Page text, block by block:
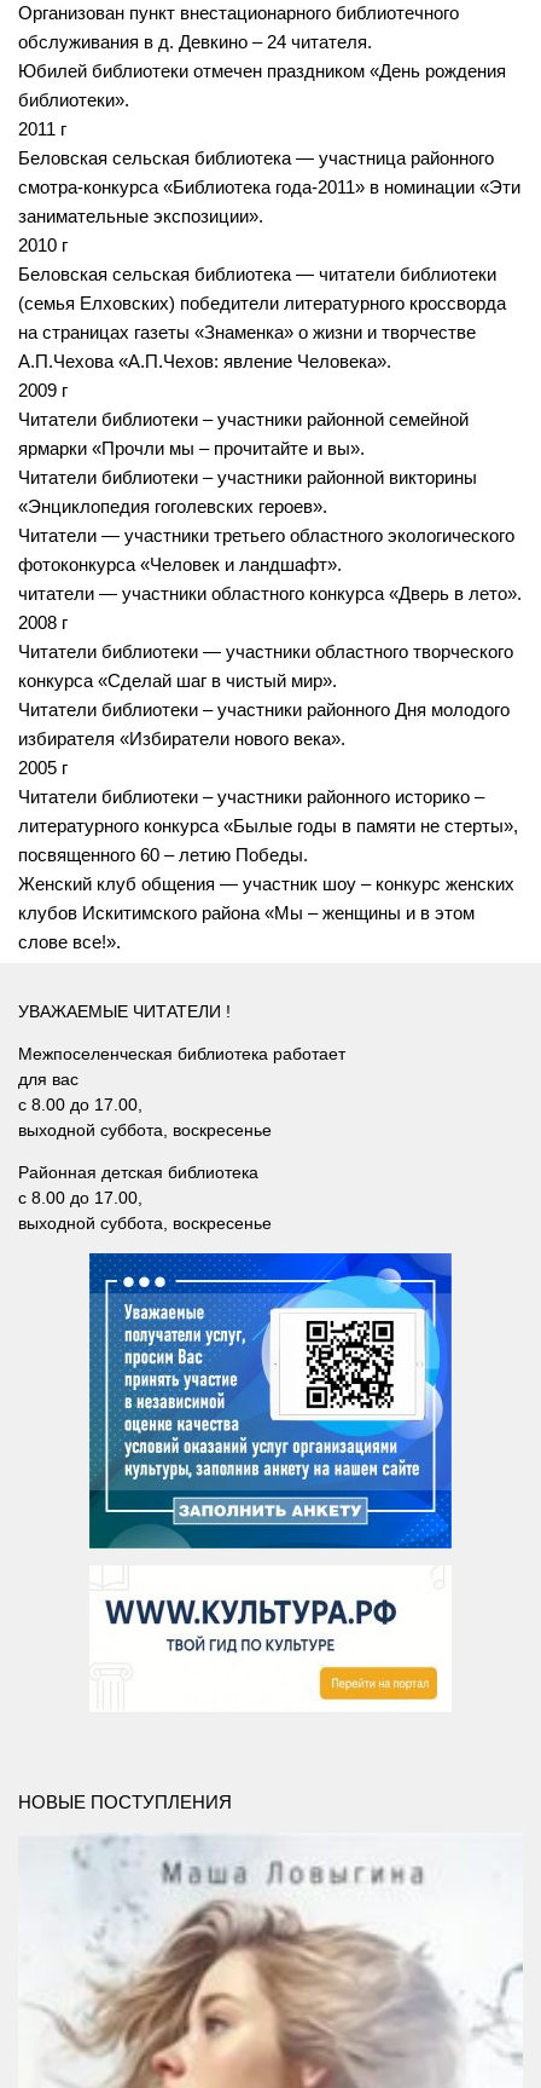
Отдел комплектования и обработки литературы
Детская библиотека
Версия для слабовидящих
Организован пункт внестационарного библиотечного
обслуживания в д. Девкино – 24 читателя.
Юбилей библиотеки отмечен праздником «День рождения
библиотеки».
2011 г
Беловская сельская библиотека — участница районного
смотра-конкурса «Библиотека года-2011» в номинации «Эти
занимательные экспозиции».
2010 г
Беловская сельская библиотека — читатели библиотеки
(семья Елховских) победители литературного кроссворда
на страницах газеты «Знаменка» о жизни и творчестве
А.П.Чехова «А.П.Чехов: явление Человека».
2009 г
Читатели библиотеки – участники районной семейной
ярмарки «Прочли мы – прочитайте и вы».
Читатели библиотеки – участники районной викторины
«Энциклопедия гоголевских героев».
Читатели — участники третьего областного экологического
фотоконкурса «Человек и ландшафт».
читатели — участники областного конкурса «Дверь в лето».
2008 г
Читатели библиотеки — участники областного творческого
конкурса «Сделай шаг в чистый мир».
Читатели библиотеки – участники районного Дня молодого
избирателя «Избиратели нового века».
2005 г
Читатели библиотеки – участники районного историко –
литературного конкурса «Былые годы в памяти не стерты»,
посвященного 60 – летию Победы.
Женский клуб общения — участник шоу – конкурс женских
клубов Искитимского района «Мы – женщины и в этом
слове все!».
УВАЖАЕМЫЕ ЧИТАТЕЛИ !
Межпоселенческая библиотека работает
для вас
с 8.00 до 17.00,
выходной суббота, воскресенье
Районная детская библиотека
с 8.00 до 17.00,
выходной суббота, воскресенье
НОВЫЕ ПОСТУПЛЕНИЯ